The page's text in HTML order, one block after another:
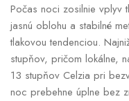
Počas noci zosilnie vplyv
jasnú oblohu a stabilné
tlakovou tendenciou.
stupňov, pričom lokálne,
13 stupňov Celzia pri
noc prebehne úplne bez